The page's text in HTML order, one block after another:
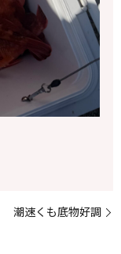
潮速くも底物好調